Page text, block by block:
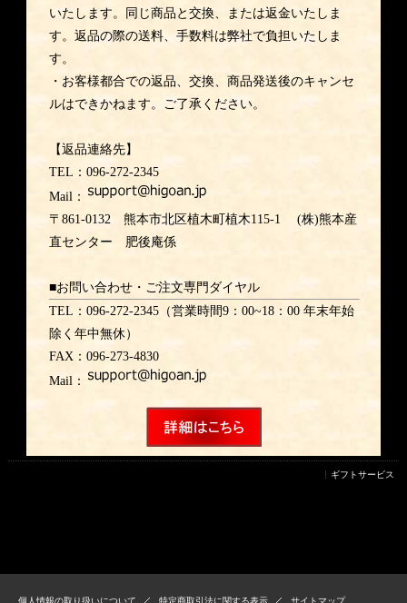
いたします。同じ商品と交換、または返金いたしま
す。返品の際の送料、手数料は弊社で負担いたしま
す。
・お客様都合での返品、交換、商品発送後のキャンセ
ルはできかねます。ご了承ください。
【返品連絡先】
TEL：096-272-2345
Mail：
〒861-0132 熊本市北区植木町植木115-1 (株)熊本産
直センター 肥後庵係
■お問い合わせ・ご注文専門ダイヤル
TEL：096-272-2345（営業時間9：00~18：00 年末年始
除く年中無休）
FAX：096-273-4830
Mail：
ギフトサービス
個人情報の取り扱いについて 特定商取引法に関する表示 サイトマップ